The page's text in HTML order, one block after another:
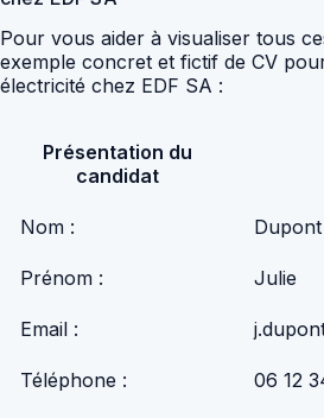
Pour vous aider à visualiser tous
exemple concret et fictif de CV
électricité chez EDF SA :
Présentation du
candidat
Nom : Dupont
Prénom : Julie
Email :
Téléphone : 06 12